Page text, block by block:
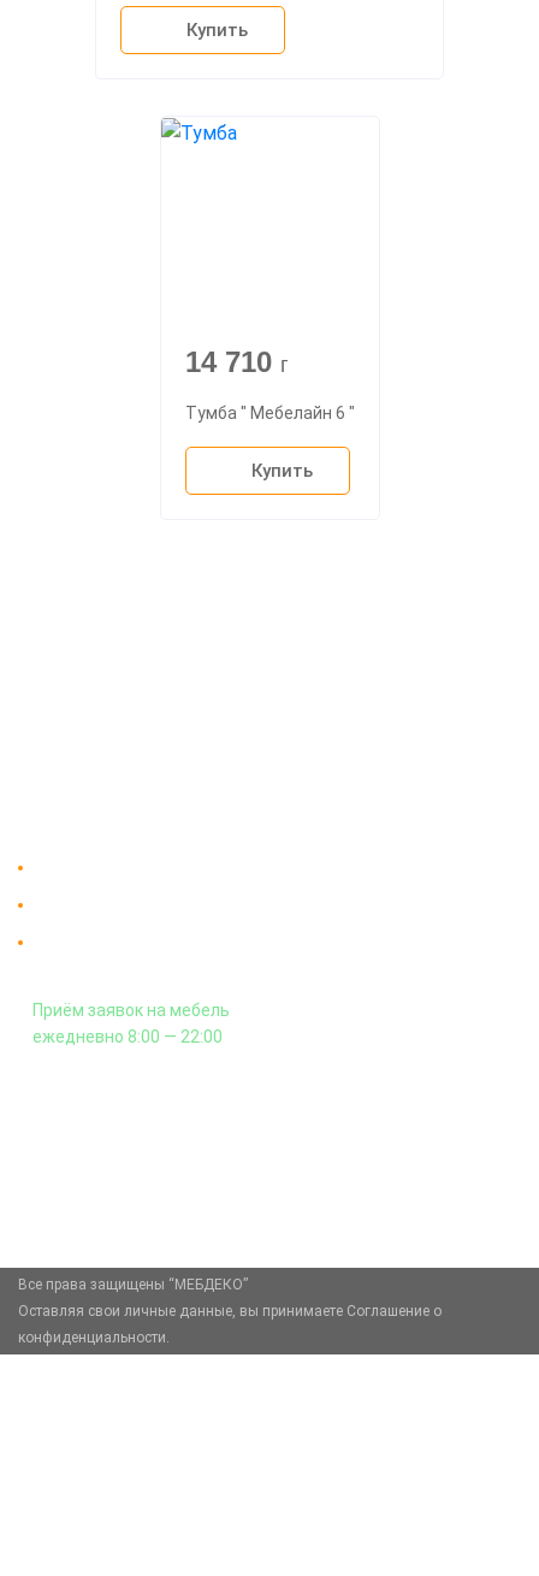
Купить
14 710 г
Тумба " Мебелайн 6 "
Купить
Приём заявок на мебель
ежедневно 8:00 — 22:00
Все права защищены “МЕБДЕКО”
Оставляя свои личные данные, вы принимаете Соглашение о
конфиденциальности.